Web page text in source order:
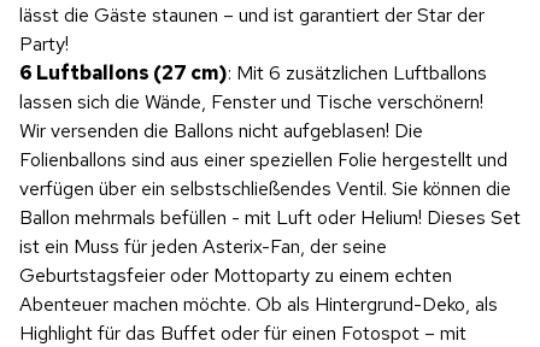
lässt die Gäste staunen – und ist garantiert der Star der
Party!
6 Luftballons (27 cm): Mit 6 zusätzlichen Luftballons
lassen sich die Wände, Fenster und Tische verschönern!
Wir versenden die Ballons nicht aufgeblasen! Die
Folienballons sind aus einer speziellen Folie hergestellt und
verfügen über ein selbstschließendes Ventil. Sie können die
Ballon mehrmals befüllen - mit Luft oder Helium! Dieses Set
ist ein Muss für jeden Asterix-Fan, der seine
Geburtstagsfeier oder Mottoparty zu einem echten
Abenteuer machen möchte. Ob als Hintergrund-Deko, als
Highlight für das Buffet oder für einen Fotospot – mit